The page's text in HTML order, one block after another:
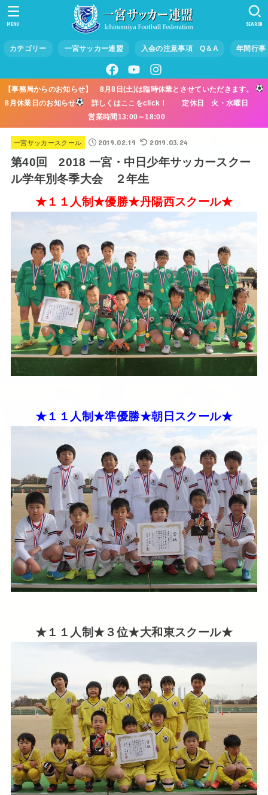
カテゴリー 一宮サッカー連盟 入会の注意事項 Q＆A 年間行事
SEARCH
MENU
【事務局からのお知らせ】 8月8日(土)は臨時休業とさせていただきます。
8月休業日のお知らせ
詳しくはここをclick！ 定休日 火・水曜日
営業時間13:00～18:00
一宮サッカースクール 2019.02.19 2019.03.24
第40回 2018 一宮・中日少年サッカースクー
ル学年別冬季大会 ２年生
★１１人制★優勝★丹陽西スクール★
★１１人制★準優勝★朝日スクール★
★１１人制★３位★大和東スクール★